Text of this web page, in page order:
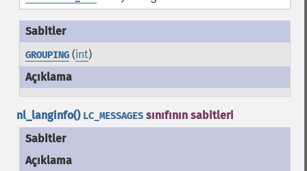
GROUPING(int)
nl_langinfo() LC_MESSAGES sınıfının sabitleri
Sabitler
Açıklama